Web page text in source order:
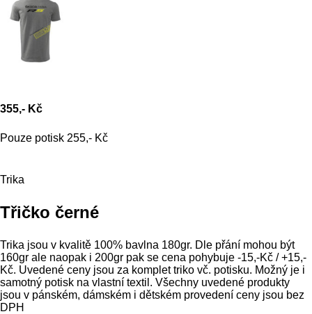
355,- Kč
Pouze potisk 255,- Kč
Trika
Třičko černé
Trika jsou v kvalitě 100% bavlna 180gr. Dle přání mohou být
160gr ale naopak i 200gr pak se cena pohybuje -15,-Kč / +15,-
Kč. Uvedené ceny jsou za komplet triko vč. potisku. Možný je i
samotný potisk na vlastní textil. Všechny uvedené produkty
jsou v pánském, dámském i dětském provedení ceny jsou bez
DPH